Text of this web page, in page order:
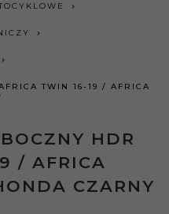
TWIN 16-19 / AFRICA
HDR
/ AFRICA
CZARNY